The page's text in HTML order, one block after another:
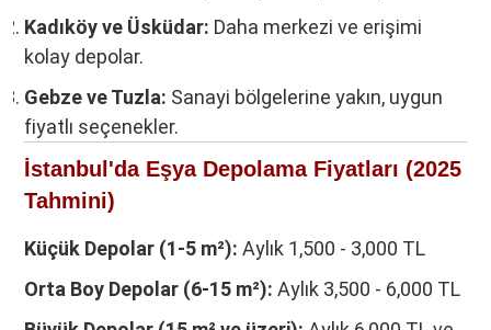
Kadıköy ve Üsküdar: Daha merkezi ve erişimi
kolay depolar.
Gebze ve Tuzla: Sanayi bölgelerine yakın, uygun
fiyatlı seçenekler.
İstanbul'da Eşya Depolama Fiyatları (2025
Tahmini)
Küçük Depolar (1-5 m²): Aylık 1,500 - 3,000 TL
Orta Boy Depolar (6-15 m²): Aylık 3,500 - 6,000 TL